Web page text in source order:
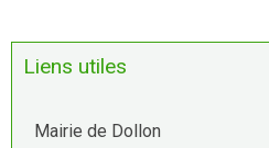
Liens utiles
Mairie de Dollon